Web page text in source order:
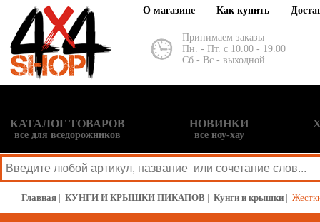
О магазине Как купить
Принимаем заказы
Пн. - Пт. с 10.00 - 19.00
Сб - Вс - выходной.
КАТАЛОГ ТОВАРОВ
все для вседорожников
НОВИНКИ
все ноу-хау
Главная | КУНГИ И КРЫШКИ ПИКАПОВ | Кунги и крышки |